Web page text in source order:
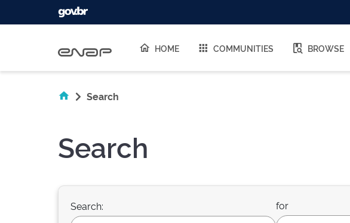
HOME COMMUNITIES BROWSE
Search
Search
Search: for